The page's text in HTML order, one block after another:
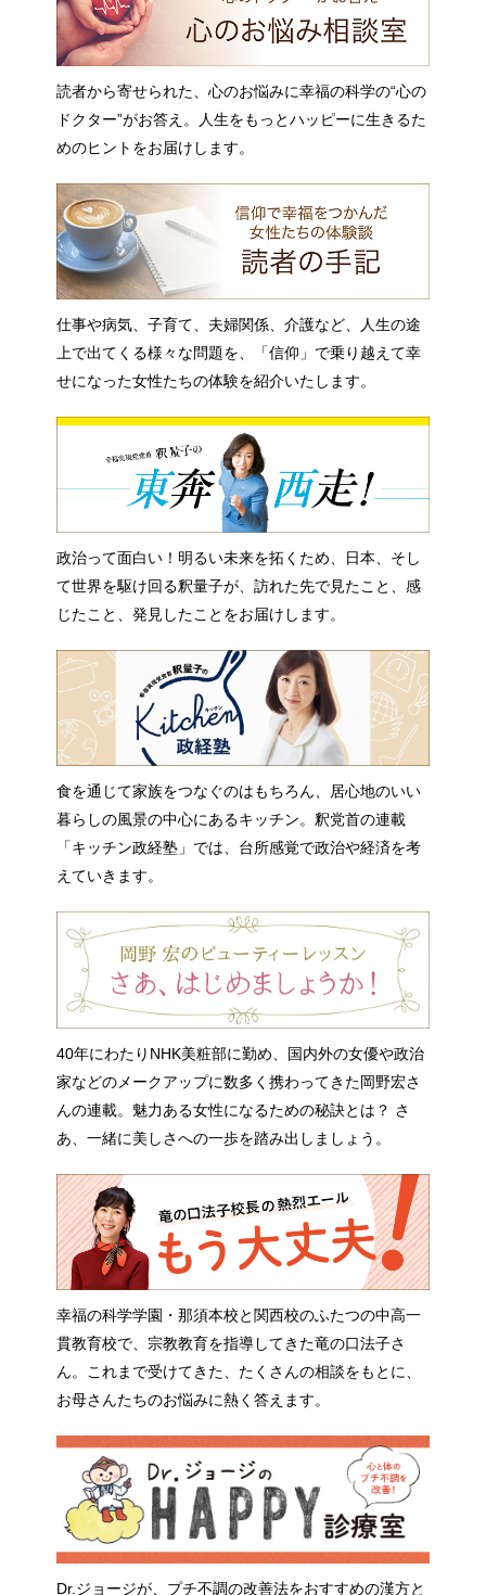
読者から寄せられた、心のお悩みに幸福の科学の“心の
ドクター”がお答え。人生をもっとハッピーに生きるた
めのヒントをお届けします。
仕事や病気、子育て、夫婦関係、介護など、人生の途
上で出てくる様々な問題を、「信仰」で乗り越えて幸
せになった女性たちの体験を紹介いたします。
政治って面白い！明るい未来を拓くため、日本、そし
て世界を駆け回る釈量子が、訪れた先で見たこと、感
じたこと、発見したことをお届けします。
食を通じて家族をつなぐのはもちろん、居心地のいい
暮らしの風景の中心にあるキッチン。釈党首の連載
「キッチン政経塾」では、台所感覚で政治や経済を考
えていきます。
40年にわたりNHK美粧部に勤め、国内外の女優や政治
家などのメークアップに数多く携わってきた岡野宏さ
んの連載。魅力ある女性になるための秘訣とは？ さ
あ、一緒に美しさへの一歩を踏み出しましょう。
幸福の科学学園・那須本校と関西校のふたつの中高一
貫教育校で、宗教教育を指導してきた竜の口法子さ
ん。これまで受けてきた、たくさんの相談をもとに、
お母さんたちのお悩みに熱く答えます。
Dr.ジョージが、プチ不調の改善法をおすすめの漢方と